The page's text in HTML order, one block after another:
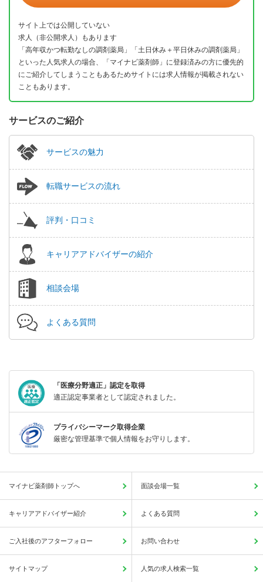
サイト上では公開していない
求人（非公開求人）もあります
「高年収かつ転勤なしの調剤薬局」「土日休み＋平日休みの調剤薬局」
といった人気求人の場合、「マイナビ薬剤師」に登録済みの方に優先的
にご紹介してしまうこともあるためサイトには求人情報が掲載されない
こともあります。
サービスのご紹介
サービスの魅力
転職サービスの流れ
評判・口コミ
キャリアアドバイザーの紹介
相談会場
よくある質問
「医療分野適正」認定を取得
適正認定事業者として認定されました。
プライバシーマーク取得企業
厳密な管理基準で個人情報をお守りします。
マイナビ薬剤師トップへ 面談会場一覧
キャリアアドバイザー紹介 よくある質問
ご入社後のアフターフォロー お問い合わせ
サイトマップ 人気の求人検索一覧